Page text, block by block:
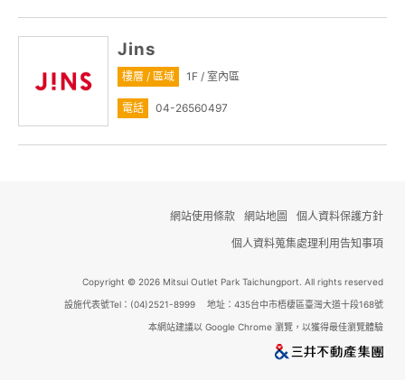
Jins
樓層 / 區域 1F / 室內區
電話 04-26560497
網站使用條款 網站地圖
個人資料保護方針
個人資料蒐集處理利用告知事項
Copyright © 2026 Mitsui Outlet Park Taichungport. All rights reserved
設施代表號Tel：(04)2521-8999 地址：435台中市梧棲區臺灣大道十段168號
本網站建議以 Google Chrome 瀏覽，以獲得最佳瀏覽體驗